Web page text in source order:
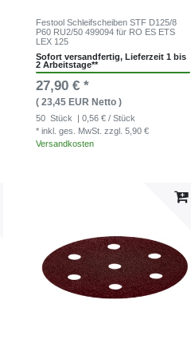
Festool Schleifscheiben STF D125/8
P60 RU2/50 499094 für RO ES ETS
LEX 125
Sofort versandfertig, Lieferzeit 1 bis
2 Arbeitstage**
27,90 € *
( 23,45 EUR Netto )
50 Stück
| 0,56 € / Stück
* inkl. ges. MwSt. zzgl. 5,90 €
Versandkosten